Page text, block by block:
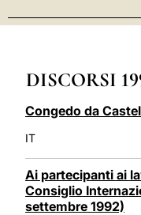
DISCORSI
Congedo da
IT
Ai partecipanti ai
Consiglio
settembre 1992)